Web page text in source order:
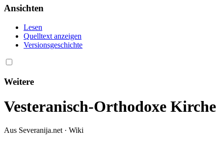
Ansichten
Lesen
Quelltext anzeigen
Versionsgeschichte
Weitere
Vesteranisch-Orthodoxe Kirche
Aus Severanija.net · Wiki